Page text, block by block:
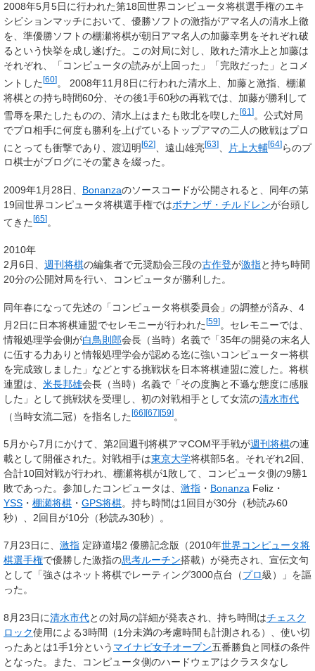
2008年5月5日に行われた第18回世界コンピュータ将棋選手権のエキ
シビションマッチにおいて、優勝ソフトの激指がアマ名人の清水上徹
を、準優勝ソフトの棚瀬将棋が朝日アマ名人の加藤幸男をそれぞれ破
るという快挙を成し遂げた。この対局に対し、敗れた清水上と加藤は
それぞれ、「コンピュータの読みが上回った」「完敗だった」とコメ
ントした [60] 。 2008年11月8日に行われた清水上、加藤と激指、棚瀬
将棋との持ち時間60分、その後1手60秒の再戦では、加藤が勝利して
雪辱を果たしたものの、清水上はまたも敗北を喫した [61 ] 。公式対局
でプロ相手に何度も勝利を上げているトップアマの二人の敗戦はプロ
にとっても衝撃であり、渡辺明[62] 、遠山雄亮[63] 片上大輔[64]らのプ
ロ棋士がブログにその驚きを綴った。
2009年1月28日、 Bonanzaのソースコードが公開されると、同年の第
19回世界コンピュータ将棋選手権ではボナンザ・チルドレンが台頭し
てきた[65]。
2010年
2月6日、 週刊将棋の編集者で元奨励会三段の古作登が激指と持ち時間
20分の公開対局を行い、コンピュータが勝利した。
同年春になって先述の「コンピュータ将棋委員会」の調整が済み、4
月2日に日本将棋連盟でセレモニーが行われた[59]。セレモニーでは、
情報処理学会側が白鳥則郎会長（当時）名義で「35年の開発の末名人
に伍する力ありと情報処理学会が認める迄に強いコンピューター将棋
を完成致しました」などとする挑戦状を日本将棋連盟に渡した。将棋
連盟は、 米長邦雄会長（当時）名義で「その度胸と不遜な態度に感服
した」として挑戦状を受理し、初の対戦相手として女流の清水市代
（当時女流二冠）を指名した[66][67][59]。
5月から7月にかけて、第2回週刊将棋アマCOM平手戦が週刊将棋の連
載として開催された。対戦相手は東京大学将棋部5名。それぞれ2回、
合計10回対戦が行われ、棚瀬将棋が1敗して、コンピュータ側の9勝1
敗であった。参加したコンピュータは、 激指 ・ Bonanza Feliz・
YSS ・ 棚瀬将棋 ・ GPS将棋。持ち時間は1回目が30分（秒読み60
秒）、2回目が10分（秒読み30秒）。
7月23日に、 激指 定跡道場2 優勝記念版（2010年世界コンピュータ将
棋選手権で優勝した激指の思考ルーチン搭載）が発売され、宣伝文句
として「強さはネット将棋でレーティング3000点台（プロ級）」を謳
った。
8月23日に清水市代との対局の詳細が発表され、持ち時間はチェスク
ロック使用による3時間（1分未満の考慮時間も計測される）、使い切
ったあとは1手1分という マイナビ女子オープン五番勝負と同様の条件
となった。また、コンピュータ側のハードウェアはクラスタなし